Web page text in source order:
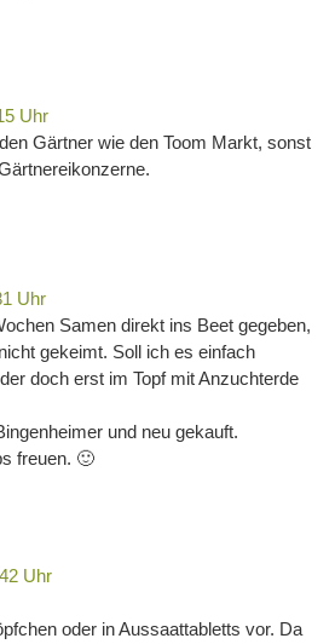
Uhr
Gärtner wie den Toom Markt, sonst
Uhr
Samen direkt ins Beet gegeben,
gekeimt. Soll ich es einfach
doch erst im Topf mit Anzuchterde
und neu gekauft.
freuen. 🙂
Uhr
oder in Aussaattabletts vor. Da